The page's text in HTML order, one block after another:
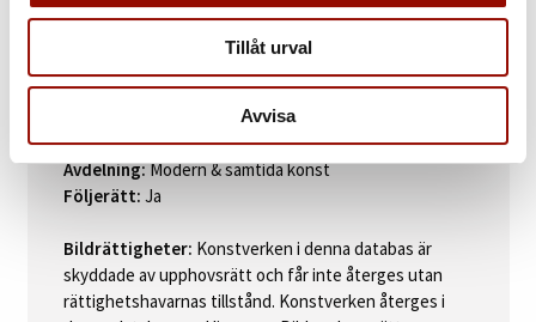
Tillåt urval
Avvisa
Med "Staatliches Bauhaus Weimar" stämpel.
18 april kl 10:00 CEST
Auktion:Kvalitetsauktion 18 - 19 april 2023
Avdelning:Modern & samtida konst
Följerätt: Ja
Bildrättigheter: Konstverken i denna databas är
skyddade av upphovsrätt och får inte återges utan
rättighetshavarnas tillstånd. Konstverken återges i